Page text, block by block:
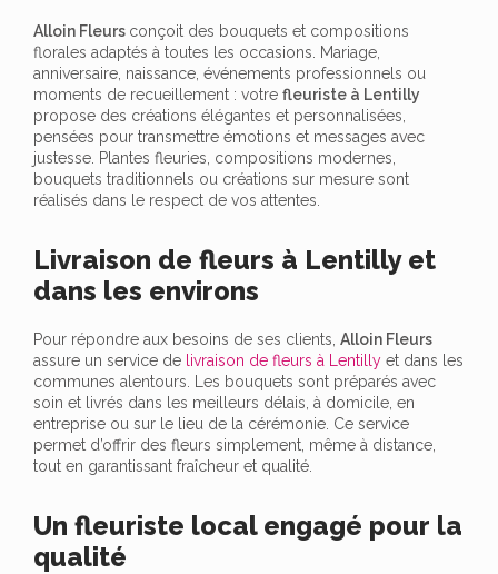
Alloin Fleurs conçoit des bouquets et compositions
florales adaptés à toutes les occasions. Mariage,
anniversaire, naissance, événements professionnels ou
moments de recueillement : votre fleuriste à Lentilly
propose des créations élégantes et personnalisées,
pensées pour transmettre émotions et messages avec
justesse. Plantes fleuries, compositions modernes,
bouquets traditionnels ou créations sur mesure sont
réalisés dans le respect de vos attentes.
Livraison de fleurs à Lentilly et
dans les environs
Pour répondre aux besoins de ses clients, Alloin Fleurs
assure un service de livraison de fleurs à Lentilly et dans les
communes alentours. Les bouquets sont préparés avec
soin et livrés dans les meilleurs délais, à domicile, en
entreprise ou sur le lieu de la cérémonie. Ce service
permet d’offrir des fleurs simplement, même à distance,
tout en garantissant fraîcheur et qualité.
Un fleuriste local engagé pour la
qualité